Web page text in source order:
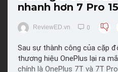
nhanh hơn 7 Pro
ReviewED.vn 0
Sau sự thành công của cặp
thương hiệu OnePlus lại ra
chính là OnePlus 7T và 7T